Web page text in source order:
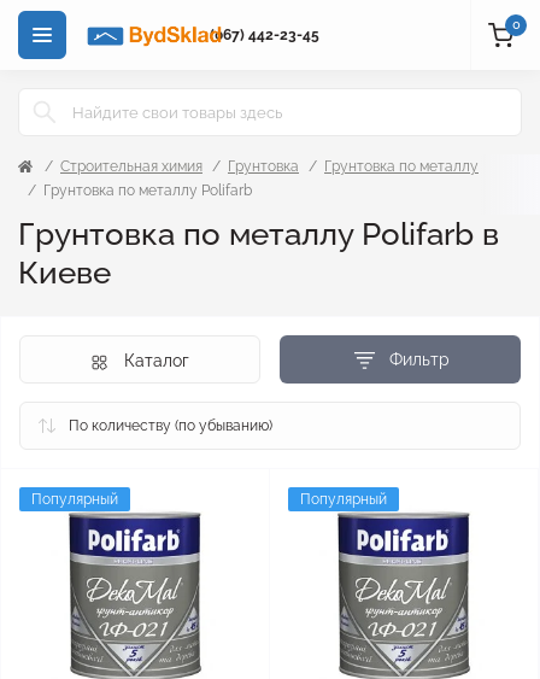
(067) 442-23-45
0
Строительная химия Грунтовка
Грунтовка по металлу
Грунтовка по металлу Polifarb
Грунтовка по металлу Polifarb в
Киеве
Фильтр
Каталог
Популярный Популярный